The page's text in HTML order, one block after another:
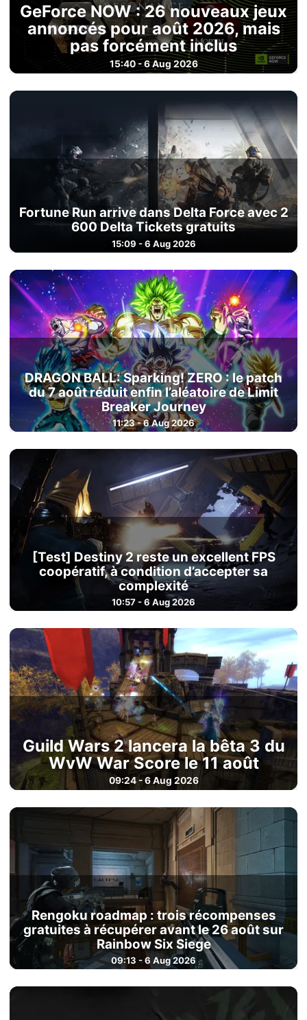
GeForce NOW : 26 nouveaux jeux
annoncés pour août 2026, mais
pas forcément inclus
15:40 - 6 Aug 2026
Fortune Run arrive dans Delta Force avec 2
600 Delta Tickets gratuits
15:09 - 6 Aug 2026
DRAGON BALL: Sparking! ZERO : le patch
du 7 août réduit enfin l’aléatoire de Limit
Breaker Journey
11:23 - 6 Aug 2026
[Test] Destiny 2 reste un excellent FPS
coopératif, à condition d’accepter sa
complexité
10:57 - 6 Aug 2026
Guild Wars 2 lancera la bêta 3 du
WvW War Score le 11 août
09:24 - 6 Aug 2026
Rengoku roadmap : trois récompenses
gratuites à récupérer avant le 26 août sur
Rainbow Six Siege
09:13 - 6 Aug 2026